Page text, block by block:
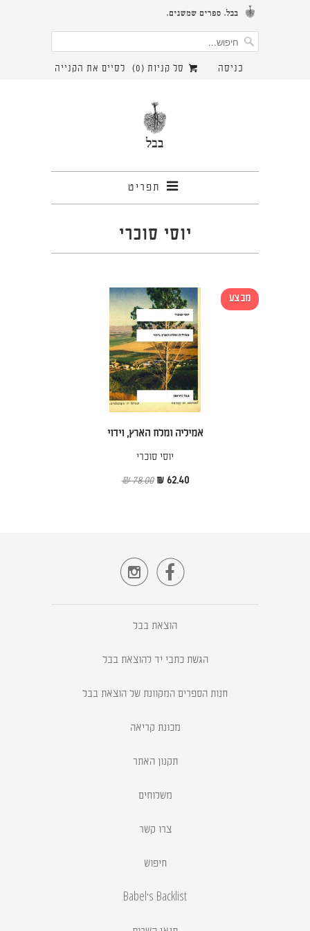
כניסה לסיים את הקנייה סל קניות ( 0
)
תפריט
יוסי סוכרי
אמיליה ומלח הארץ, וידוי
יוסי סוכרי
62.40 ₪
78.00 ₪
מבצע


הוצאת בבל
הגשת כתבי יד להוצאת בבל
חנות הספרים המקוונת של הוצאת בבל
מכונת קריאה
תקנון האתר
משלוחים
צרו קשר
חיפוש
Babel's Backlist